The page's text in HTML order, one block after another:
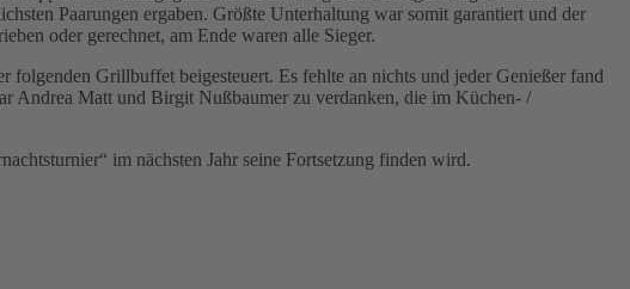
Paarungen ergaben. Größte Unterhaltung war somit garantiert und der
oder gerechnet, am Ende waren alle Sieger.
folgenden Grillbuffet beigesteuert. Es fehlte an nichts und jeder Genießer fand
Andrea Matt und Birgit Nußbaumer zu verdanken, die im Küchen- /
im nächsten Jahr seine Fortsetzung finden wird.